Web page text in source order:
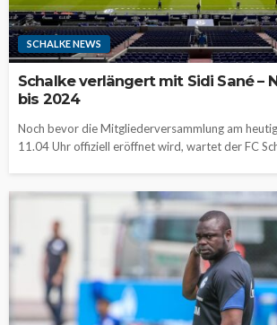
SCHALKE NEWS
Schalke verlängert mit Sidi Sané –
bis 2024
Noch bevor die Mitgliederversammlung am
11.04 Uhr offiziell eröffnet wird, wartet der FC